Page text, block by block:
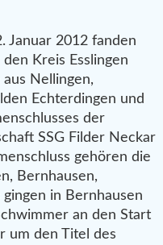
Januar 2012 fanden
Kreis Esslingen
Nellingen,
Echterdingen und
der
SSG Filder Neckar
gehören die
Bernhausen,
in Bernhausen
an den Start
um den Titel des